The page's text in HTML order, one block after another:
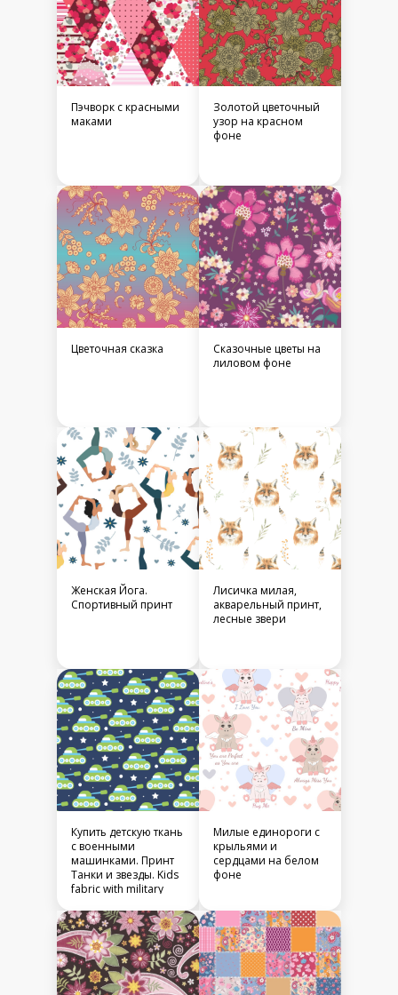
Пэчворк с красными
маками
Золотой цветочный
узор на красном
фоне
Цветочная сказка
Сказочные цветы на
лиловом фоне
Женская Йога.
Спортивный принт
Лисичка милая,
акварельный принт,
лесные звери
Купить детскую ткань
с военными
машинками. Принт
Танки и звезды. Kids
fabric with military
Милые единороги с
крыльями и
сердцами на белом
фоне